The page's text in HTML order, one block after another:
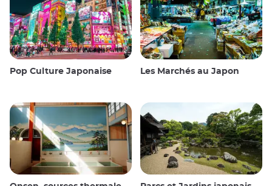
Pop Culture Japonaise Les Marchés au Japon